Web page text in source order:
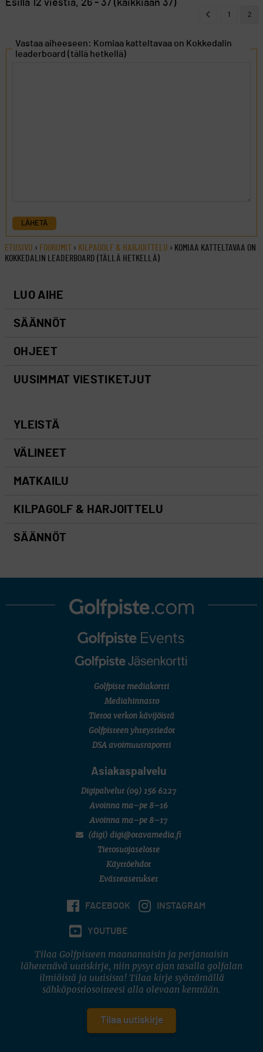
Esillä 12 viestiä, 26 - 37 (kaikkiaan 37)
1 2
Vastaa aiheeseen: Komiaa katteltavaa on Kokkedalin
leaderboard (tällä hetkellä)
LÄHETÄ
ETUSIVU › FOORUMIT › KILPAGOLF & HARJOITTELU › KOMIAA KATTELTAVAA ON
KOKKEDALIN LEADERBOARD (TÄLLÄ HETKELLÄ)
LUO AIHE
SÄÄNNÖT
OHJEET
UUSIMMAT VIESTIKETJUT
YLEISTÄ
VÄLINEET
MATKAILU
KILPAGOLF & HARJOITTELU
SÄÄNNÖT
Golfpiste mediakortti
Mediahinnasto
Tietoa verkon kävijöistä
Golfpisteen yhteystiedot
DSA avoimuusraportti
Asiakaspalvelu
Digipalvelut (09) 156 6227
Avoinna ma–pe 8–16
Avoinna ma–pe 8–17
(digi) digi@otavamedia.fi
Tietosuojaseloste
Käyttöehdot
Evästeasetukset
FACEBOOK INSTAGRAM
YOUTUBE
Tilaa Golfpisteen maanantaisin ja perjantaisin
lähetettävä uutiskirje, niin pysyt ajan tasalla golfalan
ilmiöistä ja uutisista! Tilaa kirje syöttämällä
sähköpostiosoitteesi alla olevaan kenttään.
Tilaa uutiskirje